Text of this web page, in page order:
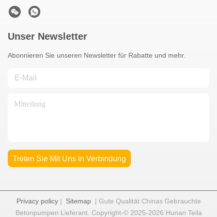
Video
Betonpumpen-LKW mit V-o-
Betriebsstunden
Erhalten Sie besten Preis
Schnelle Kontaktaufnahme
Wirtschafts- und Technologieentwicklungszone Changsha,
Stadt Changsha, Provinz Hunan, China